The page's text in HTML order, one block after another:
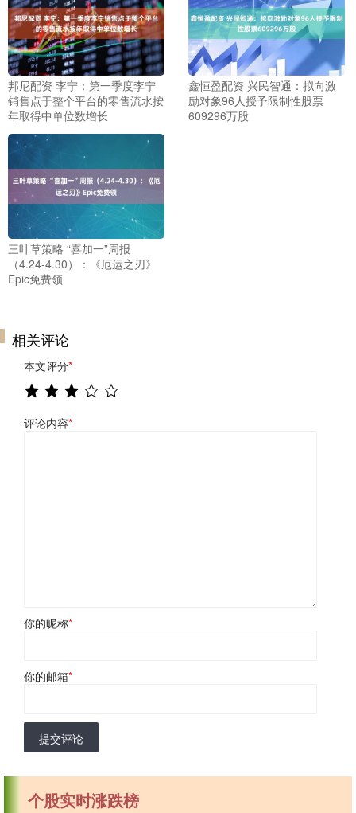
邦尼配资 李宁：第一季度李宁
销售点于整个平台的零售流水按
年取得中单位数增长
鑫恒盈配资 兴民智通：拟向激
励对象96人授予限制性股票
609296万股
三叶草策略 “喜加一”周报
（4.24-4.30）：《厄运之刃》
Epic免费领
相关评论
本文评分*
评论内容*
你的昵称*
你的邮箱*
提交评论
个股实时涨跌榜